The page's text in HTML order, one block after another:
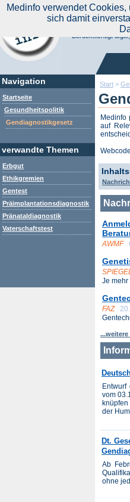
Start >
Medinfo
auf
AWMF
Je mehr
FAZ
vom
der
Dt.
Ab
ohne
Navigation
Startseite
Gesundheitspolitik
Gendiagnostikgesetz
verwandte Themen
Erbgut
Ethikgremien
Gentest
Präimplantationsdiagnostik
Pränataldiagnostik
Vaterschaftstest
Suchen Sie noch
Medinfo.de -
Berücksichtigt
Medinfo verwendet
sich damit